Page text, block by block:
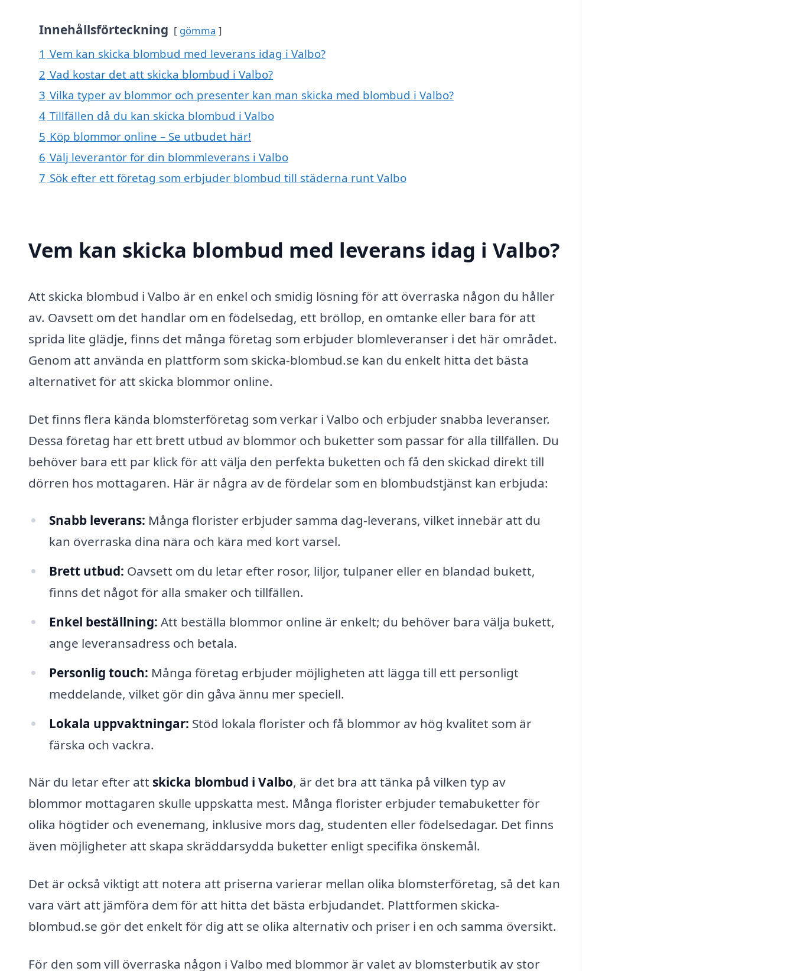
Innehållsförteckning gömma
1 Vem kan skicka blombud med leverans idag i Valbo?
2 Vad kostar det att skicka blombud i Valbo?
3 Vilka typer av blommor och presenter kan man skicka med blombud i Valbo?
4 Tillfällen då du kan skicka blombud i Valbo
5 Köp blommor online – Se utbudet här!
6 Välj leverantör för din blommleverans i Valbo
7 Sök efter ett företag som erbjuder blombud till städerna runt Valbo
Vem kan skicka blombud med leverans idag i Valbo?
Att skicka blombud i Valbo är en enkel och smidig lösning för att överraska någon du håller
av. Oavsett om det handlar om en födelsedag, ett bröllop, en omtanke eller bara för att
sprida lite glädje, finns det många företag som erbjuder blomleveranser i det här området.
Genom att använda en plattform som skicka-blombud.se kan du enkelt hitta det bästa
alternativet för att skicka blommor online.
Det finns flera kända blomsterföretag som verkar i Valbo och erbjuder snabba leveranser.
Dessa företag har ett brett utbud av blommor och buketter som passar för alla tillfällen. Du
behöver bara ett par klick för att välja den perfekta buketten och få den skickad direkt till
dörren hos mottagaren. Här är några av de fördelar som en blombudstjänst kan erbjuda:
Snabb leverans: Många florister erbjuder samma dag-leverans, vilket innebär att du
kan överraska dina nära och kära med kort varsel.
Brett utbud: Oavsett om du letar efter rosor, liljor, tulpaner eller en blandad bukett,
finns det något för alla smaker och tillfällen.
Enkel beställning: Att beställa blommor online är enkelt; du behöver bara välja bukett,
ange leveransadress och betala.
Personlig touch: Många företag erbjuder möjligheten att lägga till ett personligt
meddelande, vilket gör din gåva ännu mer speciell.
Lokala uppvaktningar: Stöd lokala florister och få blommor av hög kvalitet som är
färska och vackra.
När du letar efter att skicka blombud i Valbo, är det bra att tänka på vilken typ av
blommor mottagaren skulle uppskatta mest. Många florister erbjuder temabuketter för
olika högtider och evenemang, inklusive mors dag, studenten eller födelsedagar. Det finns
även möjligheter att skapa skräddarsydda buketter enligt specifika önskemål.
Det är också viktigt att notera att priserna varierar mellan olika blomsterföretag, så det kan
vara värt att jämföra dem för att hitta det bästa erbjudandet. Plattformen skicka-
blombud.se gör det enkelt för dig att se olika alternativ och priser i en och samma översikt.
För den som vill överraska någon i Valbo med blommor är valet av blomsterbutik av stor